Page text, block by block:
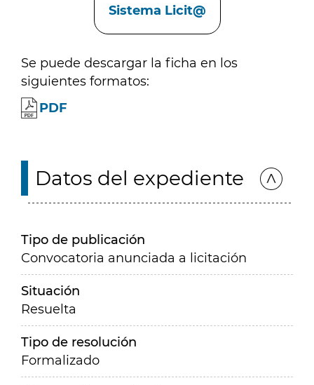
Sistema Licit@
Se puede descargar la ficha en los
siguientes formatos:
PDF
Datos del expediente
Tipo de publicación
Convocatoria anunciada a licitación
Situación
Resuelta
Tipo de resolución
Formalizado